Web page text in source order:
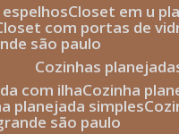
closet em u
closet com portas de
são paulo
cozinhas
com ilha cozinha
planejada simples
são paulo